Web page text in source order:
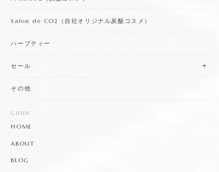
Salon de CO2（自社オリジナル炭酸コスメ）
ハーブティー
セール
その他
GUIDE
HOME
ABOUT
BLOG